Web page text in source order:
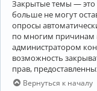
Закрытые темы — это
больше не могут
опросы
по многим
администратором
возможность
прав,
Вернуться к началу